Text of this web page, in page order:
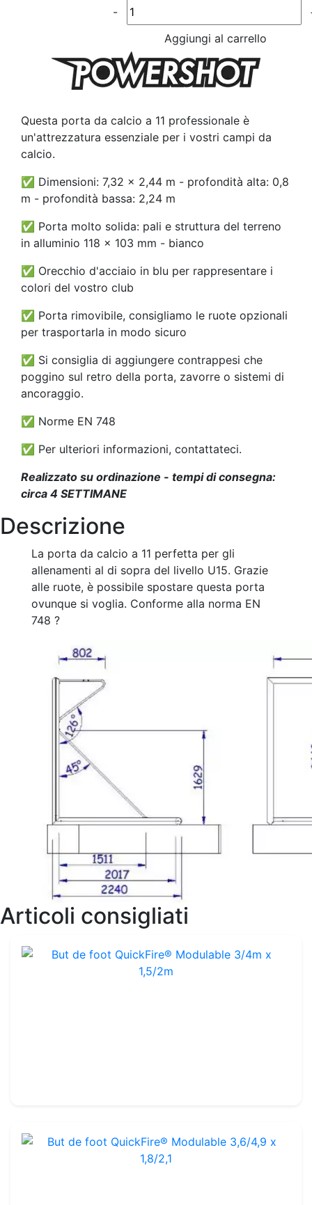
-
Aggiungi al carrello
Questa porta da calcio a 11 professionale è
un'attrezzatura essenziale per i vostri campi da
calcio.
✅ Dimensioni: 7,32 x 2,44 m - profondità alta: 0,8
m - profondità bassa: 2,24 m
✅ Porta molto solida: pali e struttura del terreno
in alluminio 118 x 103 mm - bianco
✅ Orecchio d'acciaio in blu per rappresentare i
colori del vostro club
✅ Porta rimovibile, consigliamo le ruote opzionali
per trasportarla in modo sicuro
✅ Si consiglia di aggiungere contrappesi che
poggino sul retro della porta, zavorre o sistemi di
ancoraggio.
✅ Norme EN 748
✅ Per ulteriori informazioni, contattateci.
Realizzato su ordinazione - tempi di consegna:
circa 4 SETTIMANE
Descrizione
La porta da calcio a 11 perfetta per gli
allenamenti al di sopra del livello U15. Grazie
alle ruote, è possibile spostare questa porta
ovunque si voglia. Conforme alla norma EN
748 ?
Articoli consigliati